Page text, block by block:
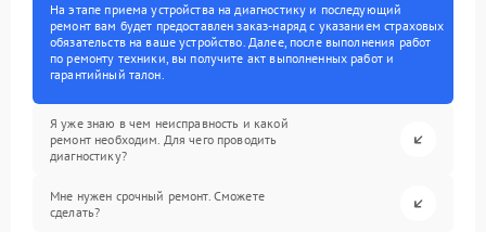
На этапе приема устройства на диагностику и последующий
ремонт вам будет предоставлен заказ-наряд с указанием страховых
обязательств на ваше устройство. Далее, после выполнения работ
по ремонту техники, вы получите акт выполненных работ и
гарантийный талон.
Я уже знаю в чем неисправность и какой
ремонт необходим. Для чего проводить
диагностику?
Мне нужен срочный ремонт. Сможете
сделать?